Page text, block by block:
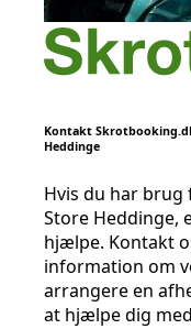
Kontakt
Heddinge
Hvis du har
Store Heddinge,
hjælpe. Kontakt
information om
arrangere en
at hjælpe dig